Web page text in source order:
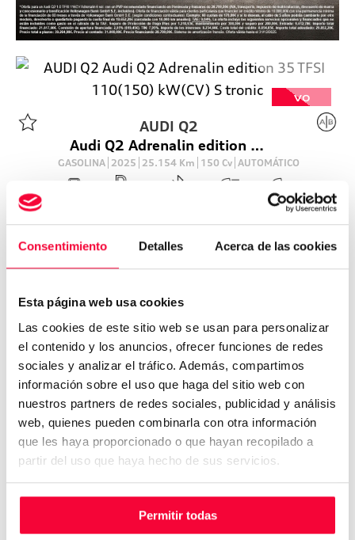
Consentimiento Detalles Acerca de las cookies
Esta página web usa cookies
Las cookies de este sitio web se usan para personalizar
el contenido y los anuncios, ofrecer funciones de redes
sociales y analizar el tráfico. Además, compartimos
información sobre el uso que haga del sitio web con
nuestros partners de redes sociales, publicidad y análisis
web, quienes pueden combinarla con otra información
que les haya proporcionado o que hayan recopilado a
partir del uso que haya hecho de sus servicios.
Permitir todas
VO
AUDI Q2
Audi Q2 Adrenalin edition 35 TFSI 110(150) kW(CV) S tronic
GASOLINA 2025 25.154 Km 150 Cv AUTOMÁTICO
35.300 €